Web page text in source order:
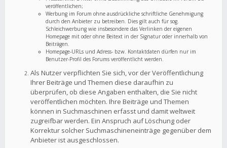
veröffentlichen;
Werbung im Forum ohne ausdrückliche schriftliche Genehmigung
durch den Anbieter zu betreiben. Dies gilt auch für sog.
Schleichwerbung wie insbesondere das Verlinken der eigenen
Homepage mit oder ohne Beitext in der Signatur oder innerhalb von
Beiträgen.
Homepage-URLs und Adress- bzw. Kontaktdaten dürfen nur im
Benutzer-Profil des Forums veröffentlicht werden.
Als Nutzer verpflichten Sie sich, vor der Veröffentlichung
Ihrer Beiträge und Themen diese daraufhin zu
überprüfen, ob diese Angaben enthalten, die Sie nicht
veröffentlichen möchten. Ihre Beiträge und Themen
können in Suchmaschinen erfasst und damit weltweit
zugreifbar werden. Ein Anspruch auf Löschung oder
Korrektur solcher Suchmaschineneinträge gegenüber dem
Anbieter ist ausgeschlossen.